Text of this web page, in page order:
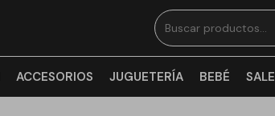
ACCESORIOS JUGUETERÍA BEBÉ SALE